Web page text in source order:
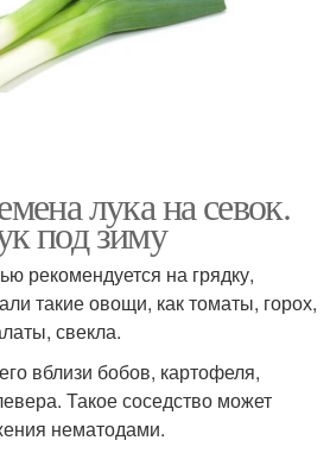
лука на севок.
под зиму
рекомендуется на грядку,
такие овощи, как томаты, горох,
свекла.
вблизи бобов, картофеля,
Такое соседство может
нематодами.